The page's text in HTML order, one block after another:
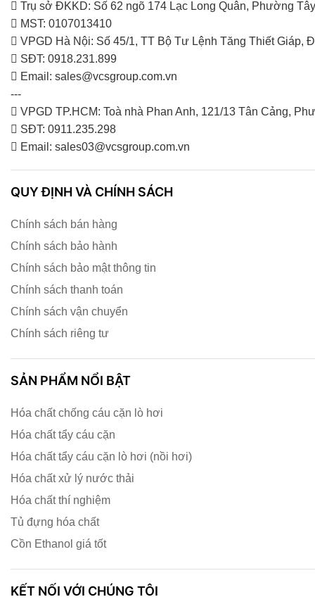
Trụ sở ĐKKD: Số 62 ngõ 174 Lạc Long Quân, Phường
MST: 0107013410
VPGD Hà Nội: Số 45/1, TT Bộ Tư Lệnh Tăng Thiết
SĐT: 0918.231.899
Email: sales@vcsgroup.com.vn
---
VPGD TP.HCM: Toà nhà Phan Anh, 121/13 Tân Cảng,
SĐT: 0911.235.298
Email: sales03@vcsgroup.com.vn
QUY ĐỊNH VÀ CHÍNH SÁCH
Chính sách bán hàng
Chính sách bảo hành
Chính sách bảo mật thông tin
Chính sách thanh toán
Chính sách vận chuyển
Chính sách riêng tư
SẢN PHẨM NỔI BẬT
Hóa chất chống cáu cặn lò hơi
Hóa chất tẩy cáu cặn
Hóa chất tẩy cáu cặn lò hơi (nồi hơi)
Hóa chất xử lý nước thải
Hóa chất thí nghiệm
Tủ đựng hóa chất
Cồn Ethanol giá tốt
KẾT NỐI VỚI CHÚNG TÔI